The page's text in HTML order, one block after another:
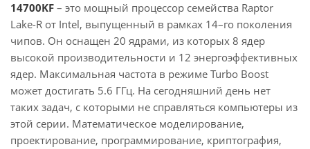
14700KF – это мощный процессор семейства Raptor
Lake-R от Intel, выпущенный в рамках 14–го поколения
чипов. Он оснащен 20 ядрами, из которых 8 ядер
высокой производительности и 12 энергоэффективных
ядер. Максимальная частота в режиме Turbo Boost
может достигать 5.6 ГГц. На сегодняшний день нет
таких задач, с которыми не справляться компьютеры из
этой серии. Математическое моделирование,
проектирование, программирование, криптография,